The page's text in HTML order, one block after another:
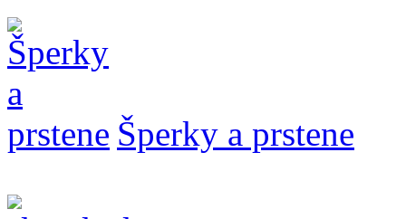
Šperky a prstene